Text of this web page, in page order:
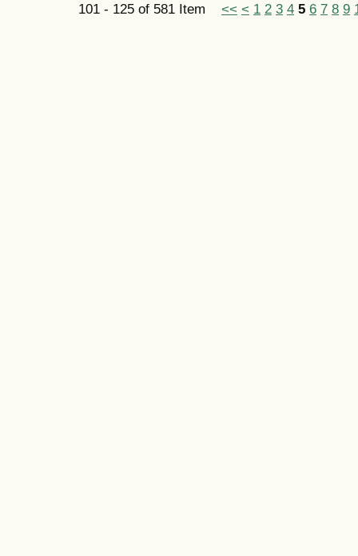
101 - 125 of 581 Item << < 1 2 3 4 5 6 7 8 9